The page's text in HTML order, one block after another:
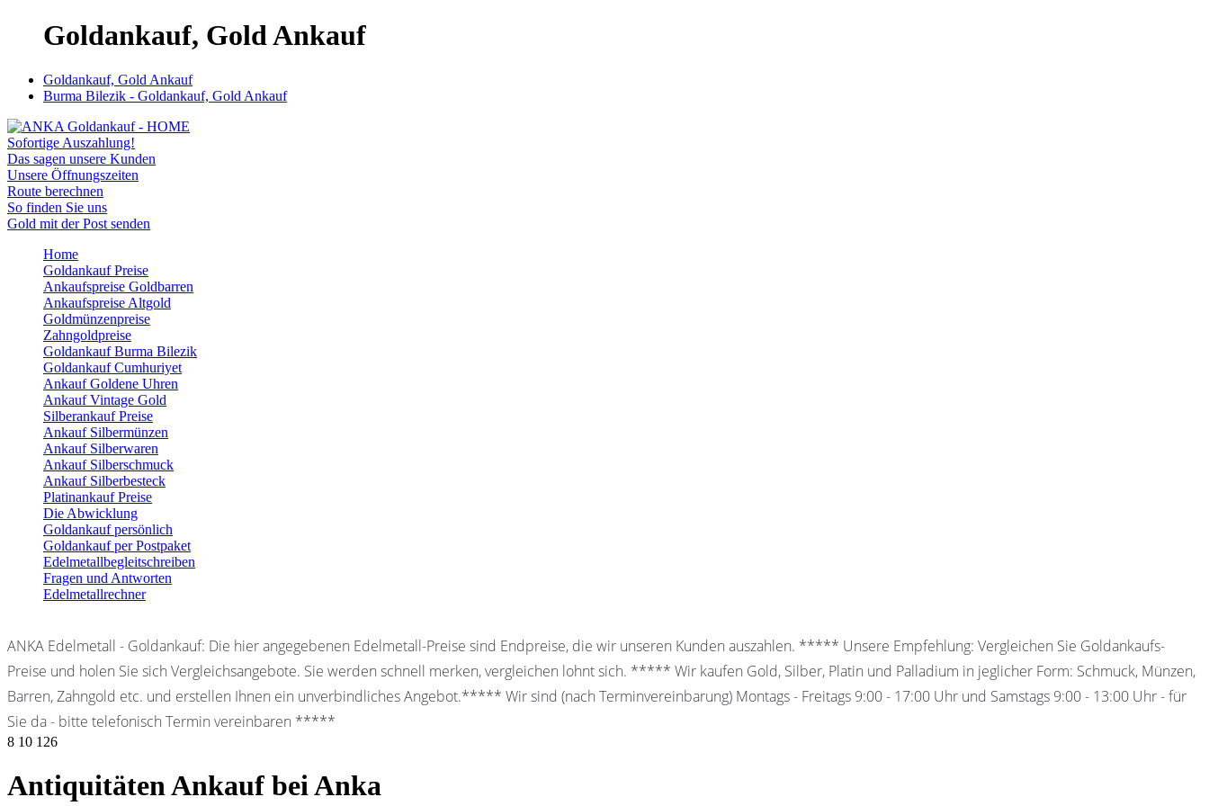
Goldankauf, Gold Ankauf
Goldankauf, Gold Ankauf
Burma Bilezik - Goldankauf, Gold Ankauf
Sofortige Auszahlung!
Das sagen unsere Kunden
Unsere Öffnungszeiten
Route berechnen
So finden Sie uns
Gold mit der Post senden
Home
Goldankauf Preise
Ankaufspreise Goldbarren
Ankaufspreise Altgold
Goldmünzenpreise
Zahngoldpreise
Goldankauf Burma Bilezik
Goldankauf Cumhuriyet
Ankauf Goldene Uhren
Ankauf Vintage Gold
Silberankauf Preise
Ankauf Silbermünzen
Ankauf Silberwaren
Ankauf Silberschmuck
Ankauf Silberbesteck
Platinankauf Preise
Die Abwicklung
Goldankauf persönlich
Goldankauf per Postpaket
Edelmetallbegleitschreiben
Fragen und Antworten
Edelmetallrechner
ANKA Edelmetall - Goldankauf: Die hier angegebenen Edelmetall-Preise sind Endpreise, die wir unseren Kunden auszahlen. ***** Unsere Empfehlung: Vergleichen Sie Goldankaufs-
Preise und holen Sie sich Vergleichsangebote. Sie werden schnell merken, vergleichen lohnt sich. ***** Wir kaufen Gold, Silber, Platin und Palladium in jeglicher Form: Schmuck, Münzen,
Barren, Zahngold etc. und erstellen Ihnen ein unverbindliches Angebot.***** Wir sind (nach Terminvereinbarung) Montags - Freitags 9:00 - 17:00 Uhr und Samstags 9:00 - 13:00 Uhr - für
Sie da - bitte telefonisch Termin vereinbaren *****
8 10 126
Antiquitäten Ankauf bei Anka